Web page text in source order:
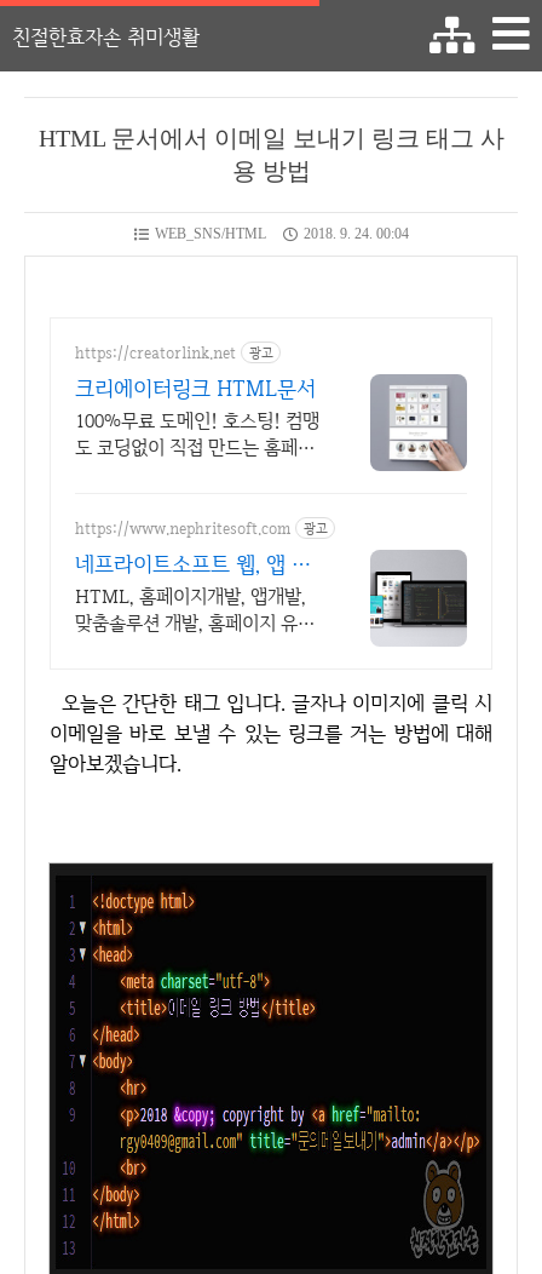
친절한효자손 취미생활
HTML 문서에서 이메일 보내기 링크 태그 사
용 방법
WEB_SNS/HTML 2018. 9. 24. 00:04
https://creatorlink.net 광고
크리에이터링크 HTML문서
100%무료 도메인! 호스팅! 컴맹
도 코딩없이 직접 만드는 홈페이
https://www.nephritesoft.com 광고
네프라이트소프트 웹, 앱 개
발 전문업체
HTML, 홈페이지개발, 앱개발,
맞춤솔루션 개발, 홈페이지 유지
오늘은 간단한 태그 입니다. 글자나 이미지에 클릭 시
이메일을 바로 보낼 수 있는 링크를 거는 방법에 대해
알아보겠습니다.